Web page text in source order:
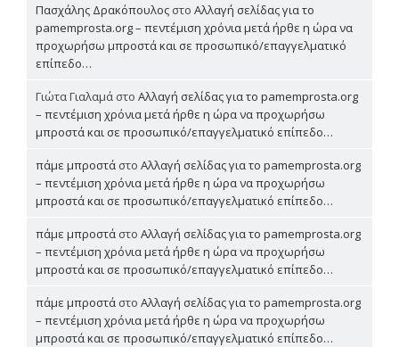
Πασχάλης Δρακόπουλος στο Αλλαγή σελίδας για το
pamemprosta.org – πεντέμιση χρόνια μετά ήρθε η ώρα να
προχωρήσω μπροστά και σε προσωπικό/επαγγελματικό
επίπεδο…
Γιώτα Γιαλαμά στο Αλλαγή σελίδας για το pamemprosta.org
– πεντέμιση χρόνια μετά ήρθε η ώρα να προχωρήσω
μπροστά και σε προσωπικό/επαγγελματικό επίπεδο…
πάμε μπροστά στο Αλλαγή σελίδας για το pamemprosta.org
– πεντέμιση χρόνια μετά ήρθε η ώρα να προχωρήσω
μπροστά και σε προσωπικό/επαγγελματικό επίπεδο…
πάμε μπροστά στο Αλλαγή σελίδας για το pamemprosta.org
– πεντέμιση χρόνια μετά ήρθε η ώρα να προχωρήσω
μπροστά και σε προσωπικό/επαγγελματικό επίπεδο…
πάμε μπροστά στο Αλλαγή σελίδας για το pamemprosta.org
– πεντέμιση χρόνια μετά ήρθε η ώρα να προχωρήσω
μπροστά και σε προσωπικό/επαγγελματικό επίπεδο…